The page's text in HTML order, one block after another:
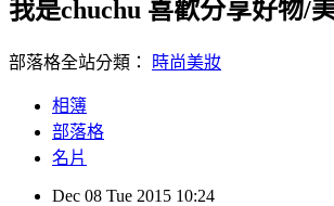
我是chuchu 喜歡分享好物/
部落格全站分類： 時尚美妝
相簿
部落格
名片
Dec 08 Tue 2015 10:24